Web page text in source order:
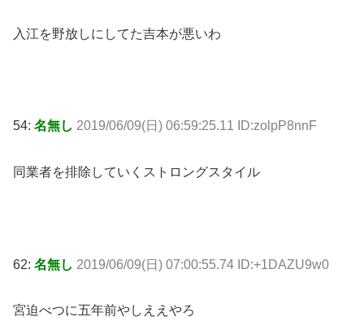
入江を野放しにしてた吉本が悪いわ
54: 名無し 2019/06/09(日) 06:59:25.11 ID:zolpP8nnF
同業者を排除していくストロングスタイル
62: 名無し 2019/06/09(日) 07:00:55.74 ID:+1DAZU9w0
宮迫べつに五年前やしええやろ